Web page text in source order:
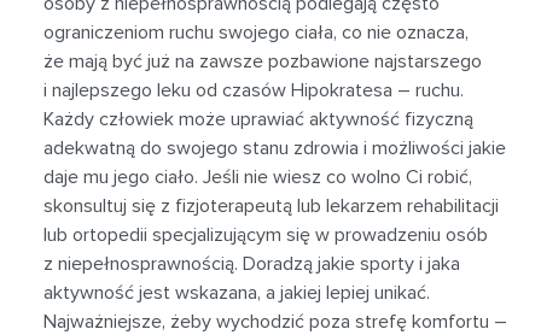
ograniczeniom ruchu swojego ciała, co nie oznacza,
że mają być już na zawsze pozbawione najstarszego
i najlepszego leku od czasów Hipokratesa – ruchu.
Każdy człowiek może uprawiać aktywność fizyczną
adekwatną do swojego stanu zdrowia i możliwości jakie
daje mu jego ciało. Jeśli nie wiesz co wolno Ci robić,
skonsultuj się z fizjoterapeutą lub lekarzem rehabilitacji
lub ortopedii specjalizującym się w prowadzeniu osób
z niepełnosprawnością. Doradzą jakie sporty i jaka
aktywność jest wskazana, a jakiej lepiej unikać.
Najważniejsze, żeby wychodzić poza strefę komfortu –